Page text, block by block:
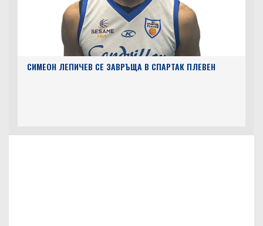
СИМЕОН ЛЕПИЧЕВ СЕ ЗАВРЪЩА В СПАРТАК ПЛЕВЕН